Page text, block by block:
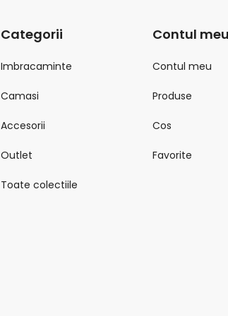
Categorii
Imbracaminte
Camasi
Accesorii
Outlet
Toate colectiile
Contul
Contul meu
Produse
Cos
Favorite